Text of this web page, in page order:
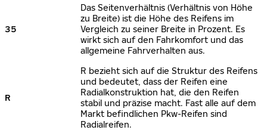
35
Das Seitenverhältnis (Verhältnis von Höhe
zu Breite) ist die Höhe des Reifens im
Vergleich zu seiner Breite in Prozent. Es
wirkt sich auf den Fahrkomfort und das
allgemeine Fahrverhalten aus.
R
R bezieht sich auf die Struktur des Reifens
und bedeutet, dass der Reifen eine
Radialkonstruktion hat, die den Reifen
stabil und präzise macht. Fast alle auf dem
Markt befindlichen Pkw-Reifen sind
Radialreifen.